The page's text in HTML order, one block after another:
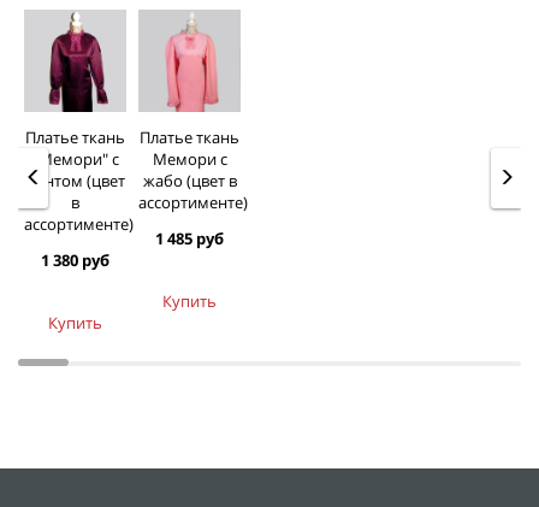
Платье ткань
"Мемори" с
бантом (цвет
в
ассортименте)
1 380 руб
Купить
Платье ткань
Мемори с
жабо (цвет в
ассортименте)
1 485 руб
Купить